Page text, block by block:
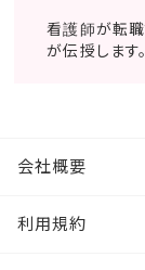
看護師が転職
が伝授します。
会社概要
利用規約